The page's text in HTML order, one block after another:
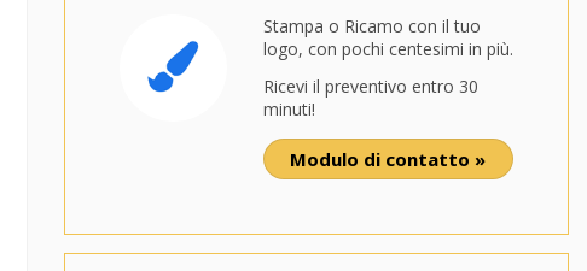
Stampa o Ricamo con il tuo
logo, con pochi centesimi in più.
Ricevi il preventivo entro 30
minuti!
Modulo di contatto »